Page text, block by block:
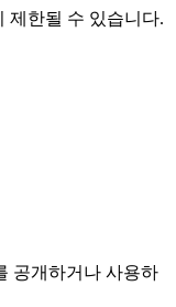
제한될 수 있습니다.
공개하거나 사용하